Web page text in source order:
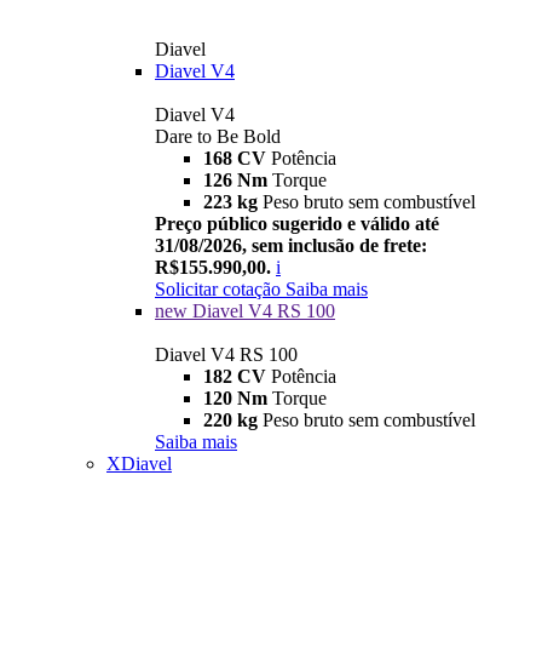
Diavel
Diavel V4
Diavel V4
Dare to Be Bold
168 CV Potência
126 Nm Torque
223 kg Peso bruto sem combustível
Preço público sugerido e válido até
31/08/2026, sem inclusão de frete:
R$155.990,00. i
Solicitar cotação Saiba mais
new Diavel V4 RS 100
Diavel V4 RS 100
182 CV Potência
120 Nm Torque
220 kg Peso bruto sem combustível
Saiba mais
XDiavel